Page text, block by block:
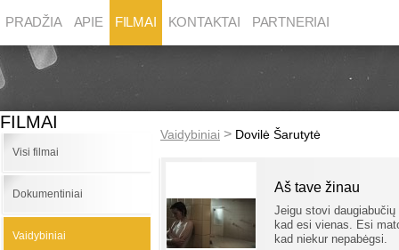
PRADŽIA APIE FILMAI KONTAKTAI PARTNERIAI
FILMAI
Visi filmai
Dokumentiniai
Vaidybiniai
Vaidybiniai > Dovilė Šarutytė
Aš tave žinau
Jeigu stovi
kad esi vienas. Esi
kad niekur nepabėgsi.